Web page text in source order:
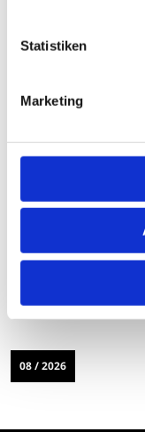
Statistiken
Marketing
08 / 2026